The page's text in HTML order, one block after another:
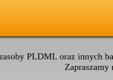
zasoby PLDML oraz innych
Zapraszamy